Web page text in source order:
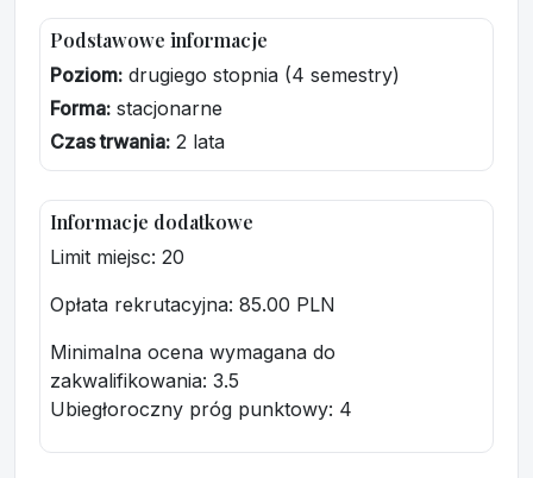
Podstawowe informacje
Poziom: drugiego stopnia (4 semestry)
Forma: stacjonarne
Czas trwania: 2 lata
Informacje dodatkowe
Limit miejsc: 20
Opłata rekrutacyjna: 85.00 PLN
Minimalna ocena wymagana do
zakwalifikowania: 3.5
Ubiegłoroczny próg punktowy: 4